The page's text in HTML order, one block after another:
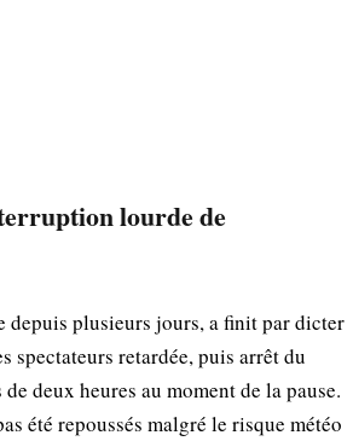
lourde de
depuis plusieurs jours, a finit par dicter
spectateurs retardée, puis arrêt du
deux heures au moment de la pause.
été repoussés malgré le risque météo